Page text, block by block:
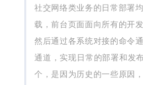
社交网络类业务的日常部署
载，前台页面面向所有的开
然后通过各系统对接的命令
通道，实现日常的部署和发
个，是因为历史的一些原因